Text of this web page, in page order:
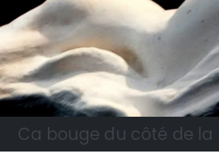
Ca bouge du côté de la